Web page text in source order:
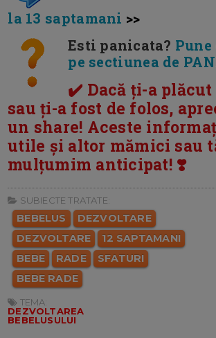
la 13 saptamani >>
Esti panicata?
pe sectiunea de
✔️ Dacă ți-a
sau ți-a fost de folos,
un share! Aceste
utile și altor mămici sau
mulțumim anticipat! ❣️
SUBIECTE TRATATE:
BEBELUS
DEZVOLTARE
DEZVOLTARE
12 SAPTAMANI
BEBE
RADE
SFATURI
BEBE RADE
TEMA:
DEZVOLTAREA
BEBELUSULUI